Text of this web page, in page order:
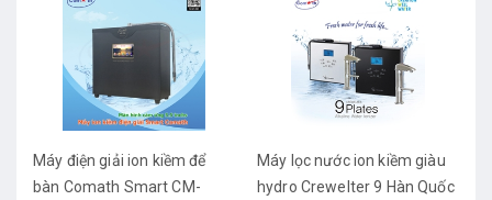
Máy điện giải ion kiềm để
bàn Comath Smart CM-
Máy lọc nước ion kiềm giàu
hydro Crewelter 9 Hàn Quốc